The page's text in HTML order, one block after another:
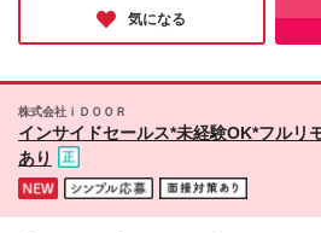
連勤務地
かりと稼げる環境が整ってい
方にチャレンジしてみてくださ
気になる
株式会社ｉＤＯＯＲ
インサイドセールス*未経験OK*フルリ
あり